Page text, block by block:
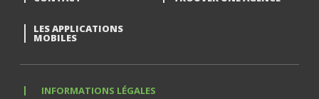
LES APPLICATIONS
MOBILES
INFORMATIONS LÉGALES